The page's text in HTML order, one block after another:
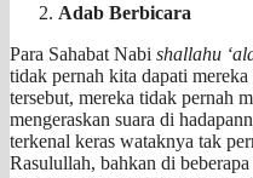
Adab Berbicara
Para Sahabat Nabi shallahu
tidak pernah kita dapati
tersebut, mereka tidak pernah
mengeraskan suara di
terkenal keras wataknya tak
Rasulullah, bahkan di